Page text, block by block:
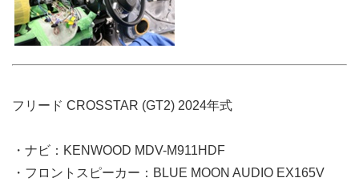
フリード CROSSTAR (GT2) 2024年式
・ナビ：KENWOOD MDV-M911HDF
・フロントスピーカー：BLUE MOON AUDIO EX165V